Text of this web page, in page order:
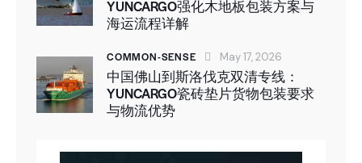
YUNCARGO强化木地板包装方案与
海运流程详解
COMMON-SENSE May 17, 2026
中国佛山到斯洛伐克双清专线：
YUNCARGO瓷砖垫片货物包装要求
与物流优势